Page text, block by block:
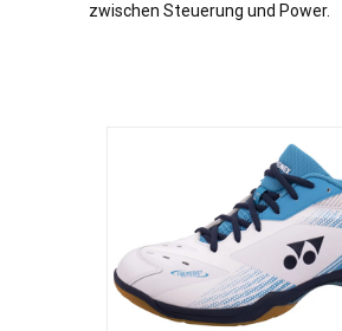
zwischen Steuerung und Power.